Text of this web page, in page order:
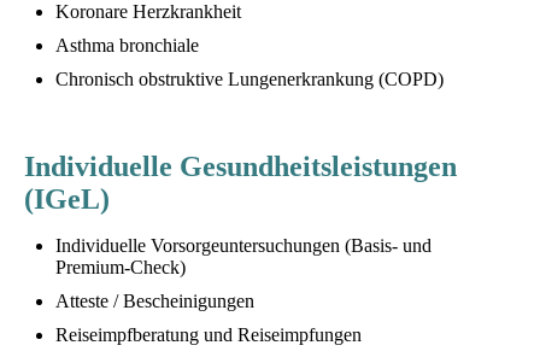
Koronare Herzkrankheit
Asthma bronchiale
Chronisch obstruktive Lungenerkrankung (COPD)
Individuelle Gesundheitsleistungen
(IGeL)
Individuelle Vorsorgeuntersuchungen (Basis- und
Premium-Check)
Atteste / Bescheinigungen
Reiseimpfberatung und Reiseimpfungen